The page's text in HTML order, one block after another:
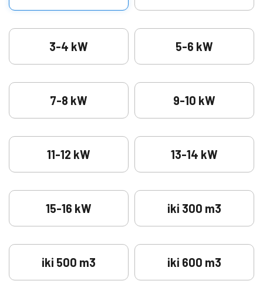
3-4 kW 5-6 kW
7-8 kW 9-10 kW
11-12 kW 13-14 kW
15-16 kW iki 300 m3
iki 500 m3 iki 600 m3